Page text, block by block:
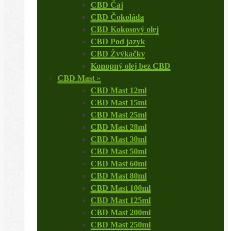
CBD Čaj
CBD Čokoláda
CBD Kokosový olej
CBD Pod jazyk
CBD Žvýkačky
Konopný olej bez CBD
CBD Mast »
CBD Mast 12ml
CBD Mast 15ml
CBD Mast 25ml
CBD Mast 28ml
CBD Mast 30ml
CBD Mast 50ml
CBD Mast 60ml
CBD Mast 80ml
CBD Mast 100ml
CBD Mast 125ml
CBD Mast 200ml
CBD Mast 250ml